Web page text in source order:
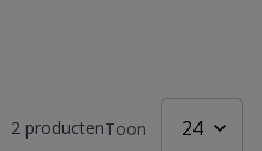
2 productenToon